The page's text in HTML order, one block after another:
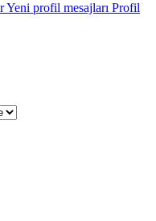
Yeni profil mesajları Profil